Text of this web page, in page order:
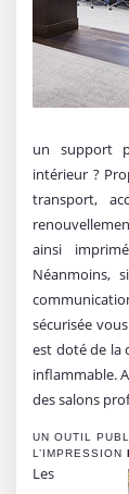
un support
intérieur ?
transport,
ainsi
Néanmoins,
sécurisée
est doté de la
inflammable.
des salons
UN OUTIL
L’IMPRESSION
Les